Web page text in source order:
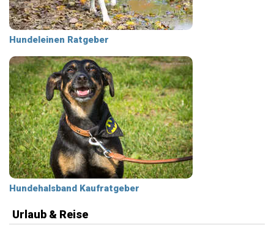
Hundeleinen Ratgeber
Hundehalsband Kaufratgeber
Urlaub & Reise